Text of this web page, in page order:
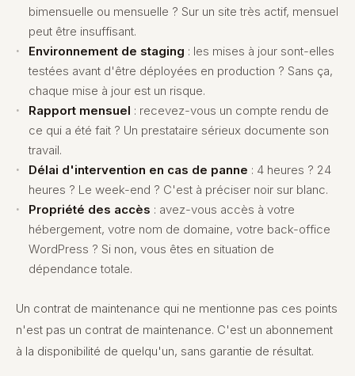
bimensuelle ou mensuelle ? Sur un site très actif, mensuel
peut être insuffisant.
Environnement de staging : les mises à jour sont-elles
testées avant d'être déployées en production ? Sans ça,
chaque mise à jour est un risque.
Rapport mensuel : recevez-vous un compte rendu de
ce qui a été fait ? Un prestataire sérieux documente son
travail.
Délai d'intervention en cas de panne : 4 heures ? 24
heures ? Le week-end ? C'est à préciser noir sur blanc.
Propriété des accès : avez-vous accès à votre
hébergement, votre nom de domaine, votre back-office
WordPress ? Si non, vous êtes en situation de
dépendance totale.
Un contrat de maintenance qui ne mentionne pas ces points
n'est pas un contrat de maintenance. C'est un abonnement
à la disponibilité de quelqu'un, sans garantie de résultat.